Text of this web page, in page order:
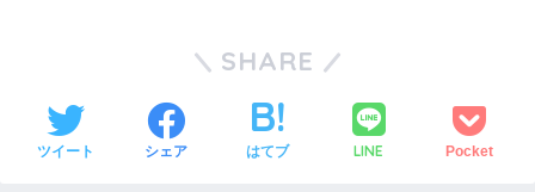
SHARE
ツイート シェア はてブ LINE Pocket